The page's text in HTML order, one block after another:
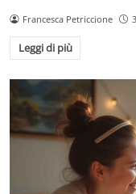
Francesca Petriccione
Leggi di più